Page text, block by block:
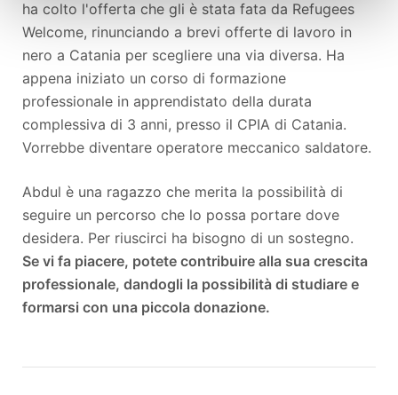
ha colto l'offerta che gli è stata fata da Refugees
Welcome, rinunciando a brevi offerte di lavoro in
nero a Catania per scegliere una via diversa. Ha
appena iniziato un corso di formazione
professionale in apprendistato della durata
complessiva di 3 anni, presso il CPIA di Catania.
Vorrebbe diventare operatore meccanico saldatore.
Abdul è una ragazzo che merita la possibilità di
seguire un percorso che lo possa portare dove
desidera. Per riuscirci ha bisogno di un sostegno.
Se vi fa piacere, potete contribuire alla sua crescita
professionale, dandogli la possibilità di studiare e
formarsi con una piccola donazione.